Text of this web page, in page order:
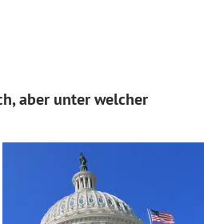
aber unter welcher